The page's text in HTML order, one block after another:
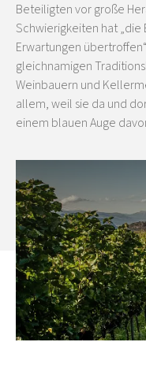
Beteiligten vor große
Schwierigkeiten hat
Erwartungen
gleichnamigen
Weinbauern und
allem, weil sie da und
einem blauen Auge